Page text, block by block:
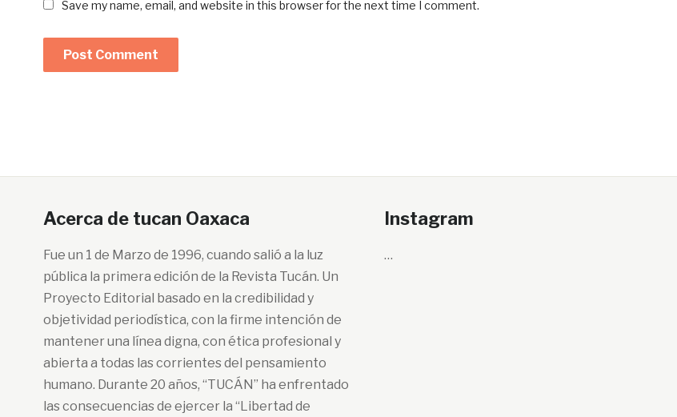
Save my name, email, and website in this browser for the next time I comment.
Acerca de tucan Oaxaca
Fue un 1 de Marzo de 1996, cuando salió a la luz
pública la primera edición de la Revista Tucán. Un
Proyecto Editorial basado en la credibilidad y
objetividad periodística, con la firme intención de
mantener una línea digna, con ética profesional y
abierta a todas las corrientes del pensamiento
humano. Durante 20 años, “TUCÁN” ha enfrentado
las consecuencias de ejercer la “Libertad de
Instagram
…